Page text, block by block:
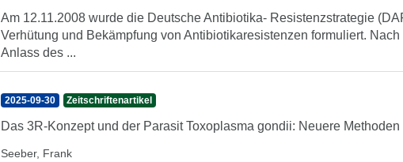
Am 12.11.2008 wurde die Deutsche Antibiotika- Resistenzstrategie
Verhütung und Bekämpfung von Antibiotikaresistenzen formuliert.
Anlass des ...
2025-09-30 Zeitschriftenartikel
Das 3R-Konzept und der Parasit Toxoplasma gondii: Neuere
Seeber, Frank